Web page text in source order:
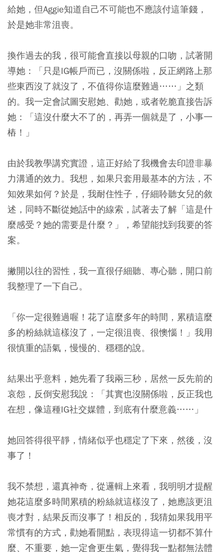
給她，但Aggie知道自己不可能也不應該付這筆錢，
於是她非常沮喪。
換作過去的我，很可能會直接以母親的口吻，試著開
導她：「只是IG帳戶而已，沒關係啦，反正網路上那
些東西沒了就沒了，不值得你這麼難過……」之類
的。我一定會試圖安慰她、勸她，或者乾脆直接告訴
她：「這沒什麼大不了的，再弄一個就是了，小事一
樁！」
由於我教學講究實證，這正好給了我機會去印證非暴
力溝通的效力。我想，如果只套用最基本的方法，不
知效果如何？於是，我耐住性子，仔細聆聽女兒的敘
述，同時不斷從她話中的線索，試著去了解「這是什
麼感受？她的需要是什麼？」，希望能找到我要的答
案。
撇開以往的習性，我一直很仔細聽、專心聽，開口前
我整理了一下自己。
「你一定很難過喔！花了這麼多年的時間，累積這麼
多的粉絲就這樣沒了，一定很沮喪、很懊惱！」我用
很慎重的語氣，慢慢的、穩穩的說。
結果出乎意料，她先看了我兩三秒，居然一反先前的
哀怨，反倒安慰我說：「其實也沒關係啦，反正我也
在想，像這種IG社交媒體，到底有什麼意義……」
她回答得很平靜，情緒似乎也穩定了下來，然後，沒
事了！
我不禁想，還真神奇，從邏輯上來看，我明明才提醒
她花這麼多時間累積的粉絲就這樣沒了，她應該更沮
喪才對，結果反而沒事了！相反的，我猜如果我用平
常慣有的方式，勸她看開點，表現得這一切都不算什
麼、不重要，她一定會更生氣，覺得我一點都無法體